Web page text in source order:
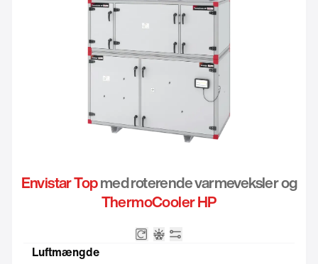
Envistar Topmed roterende varmeveksler og
ThermoCooler HP
Luftmængde